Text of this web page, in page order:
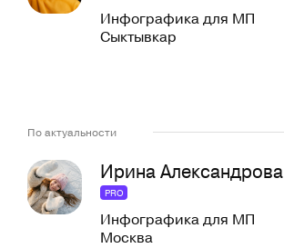
Инфографика для МП
Сыктывкар
По актуальности
Ирина Александрова
PRO
Инфографика для МП
Москва